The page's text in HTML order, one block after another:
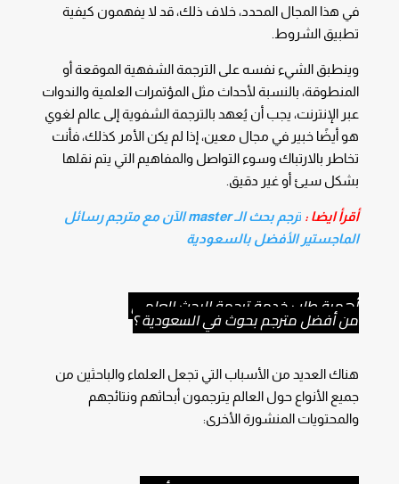
في هذا المجال المحدد، خلاف ذلك، قد لا يفهمون كيفية
تطبيق الشروط.
وينطبق الشيء نفسه على الترجمة الشفهية الموقعة أو
المنطوقة، بالنسبة لأحداث مثل المؤتمرات العلمية والندوات
عبر الإنترنت، يجب أن يُعهد بالترجمة الشفوية إلى عالم لغوي
هو أيضًا خبير في مجال معين، إذا لم يكن الأمر كذلك، فأنت
تخاطر بالارتباك وسوء التواصل والمفاهيم التي يتم نقلها
بشكل سيئ أو غير دقيق.
أقرأ ايضا : ت
رجم بحث الـ master الآن مع مترجم رسائل
الماجستير الأفضل بالسعودية
أهمية طلب خدمة ترجمة البحث العلمي
من أفضل مترجم بحوث في السعودية ؟
هناك العديد من الأسباب التي تجعل العلماء والباحثين من
جميع الأنواع حول العالم يترجمون أبحاثهم ونتائجهم
والمحتويات المنشورة الأخرى: